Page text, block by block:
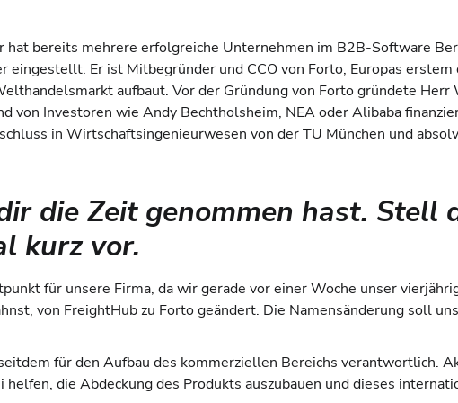
bereits mehrere erfolgreiche Unternehmen im B2B-Software
Er ist Mitbegründer und CCO von Forto, Europas erstem
aufbaut. Vor der Gründung von Forto gründete Herr
von Investoren wie Andy Bechtholsheim, NEA oder Alibaba
in Wirtschaftsingenieurwesen von der TU München und
die Zeit genommen hast. Stell
kurz vor.
für unsere Firma, da wir gerade vor einer Woche unser
von FreightHub zu Forto geändert. Die Namensänderung soll
für den Aufbau des kommerziellen Bereichs verantwortlich.
die Abdeckung des Produkts auszubauen und dieses